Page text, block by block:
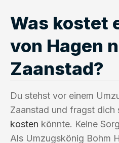
Was kostet
von Hagen
Zaanstad?
Du stehst vor einem
Zaanstad und fragst dich
kosten könnte. Keine
Als Umzugskönig Bohm